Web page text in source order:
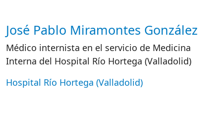
Autor/es reacciones
José Pablo Miramontes González
Médico internista en el servicio de Medicina
Interna del Hospital Río Hortega (Valladolid)
Hospital Río Hortega (Valladolid)